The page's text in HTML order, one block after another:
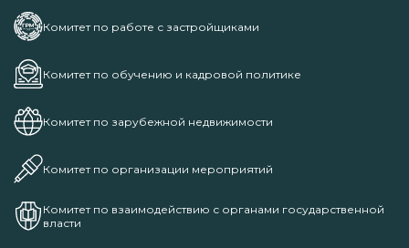
Комитет по работе с застройщиками
Комитет по обучению и кадровой политике
Комитет по зарубежной недвижимости
Комитет по организации мероприятий
Комитет по взаимодействию с органами государственной
власти